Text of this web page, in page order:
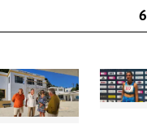
6